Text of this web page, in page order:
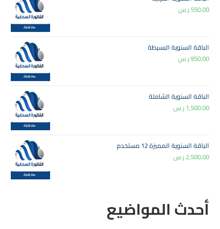
550.00ر.س
الباقة السنوية البسيطة
950.00ر.س
الباقة السنوية الشاملة
1,500.00ر.س
الباقة السنوية المميزة 12 مستخدم
2,500.00ر.س
أحدث المواضيع